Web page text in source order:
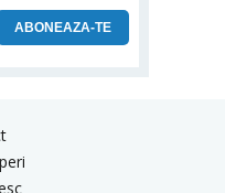
ABONEAZA-TE